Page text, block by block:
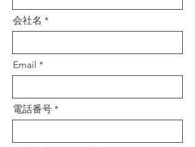
会社名
Email
電話番号